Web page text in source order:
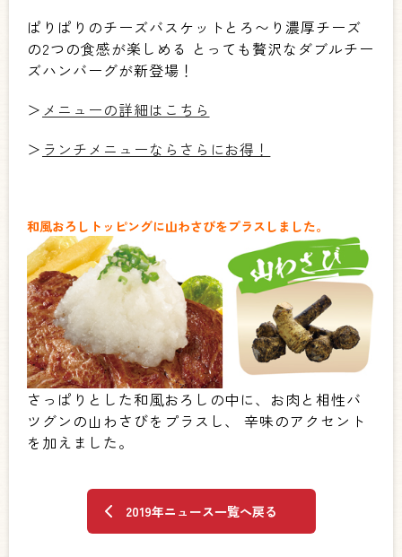
ぱりぱりのチーズバスケットとろ〜り濃厚チーズ
の2つの食感が楽しめる とっても贅沢なダブルチー
ズハンバーグが新登場！
＞ メニューの詳細はこちら
＞ ランチメニューならさらにお得！
和風おろしトッピングに山わさびをプラスしました。
さっぱりとした和風おろしの中に、お肉と相性バ
ツグンの山わさびをプラスし、 辛味のアクセント
を加えました。
2019年ニュース一覧へ戻る